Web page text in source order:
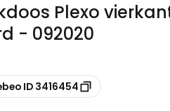
Plexo
- 092020
ID 3416454